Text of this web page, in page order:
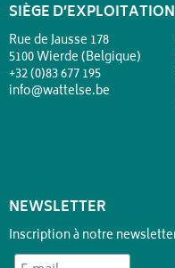
SIÈGE D’EXPLOITATION
Rue de Jausse 178
5100 Wierde (Belgique)
+32 (0)83 677 195
info@wattelse.be
NEWSLETTER
Inscription à notre